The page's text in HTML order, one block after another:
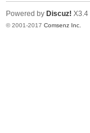
Powered by Discuz! X3.4
© 2001-2017 Comsenz Inc.